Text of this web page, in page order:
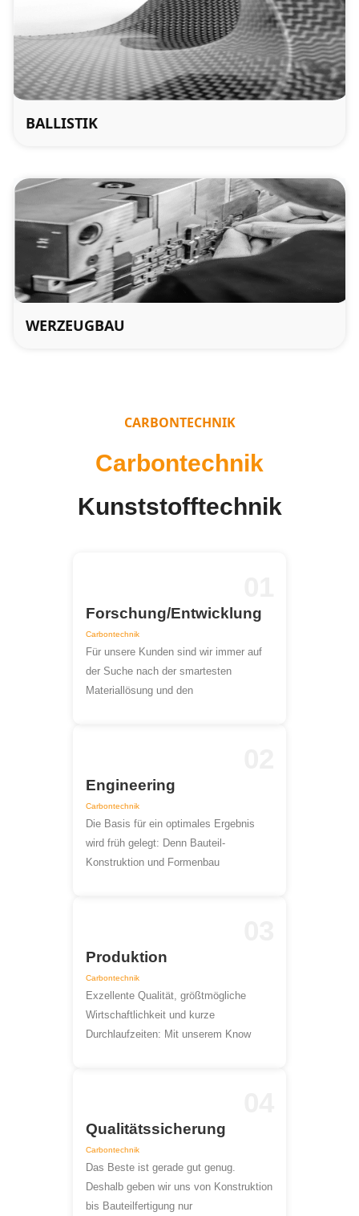
BALLISTIK
WERZEUGBAU
CARBONTECHNIK
Carbontechnik
Kunststofftechnik
Forschung/Entwicklung
Carbontechnik
Für unsere Kunden sind wir immer auf
der Suche nach der smartesten
Materiallösung und den
Engineering
Carbontechnik
Die Basis für ein optimales Ergebnis
wird früh gelegt: Denn Bauteil-
Konstruktion und Formenbau
Produktion
Carbontechnik
Exzellente Qualität, größtmögliche
Wirtschaftlichkeit und kurze
Durchlaufzeiten: Mit unserem Know
Qualitätssicherung
Carbontechnik
Das Beste ist gerade gut genug.
Deshalb geben wir uns von Konstruktion
bis Bauteilfertigung nur